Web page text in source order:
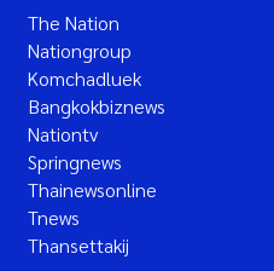
The Nation
Nationgroup
Komchadluek
Bangkokbiznews
Nationtv
Springnews
Thainewsonline
Tnews
Thansettakij